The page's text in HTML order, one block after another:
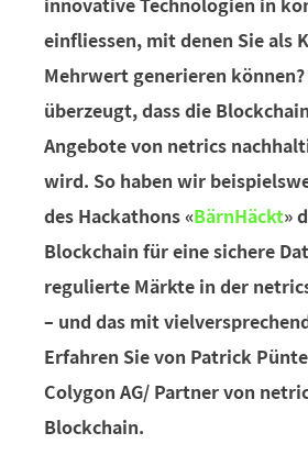
innovative Technologien in
einfliessen, mit denen Sie als
Mehrwert generieren können?
überzeugt, dass die
Angebote von netrics
wird. So haben wir
des Hackathons «BärnHäckt»
Blockchain für eine sichere
regulierte Märkte in der
– und das mit
Erfahren Sie von Patrick
Colygon AG/ Partner von
Blockchain.